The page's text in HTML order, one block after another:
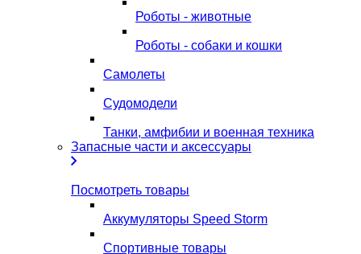
Роботы - животные
Роботы - собаки и кошки
Самолеты
Судомодели
Танки, амфибии и военная техника
Запасные части и аксессуары
Посмотреть товары
Аккумуляторы Speed Storm
Спортивные товары